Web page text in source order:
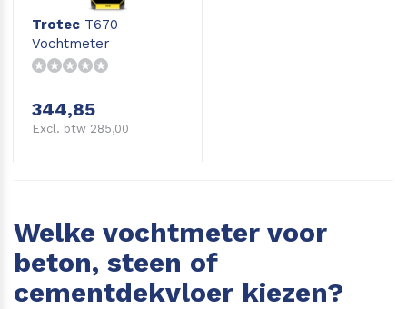
Trotec T670
Vochtmeter
344,85
Excl. btw 285,00
Welke vochtmeter voor
beton, steen of
cementdekvloer kiezen?